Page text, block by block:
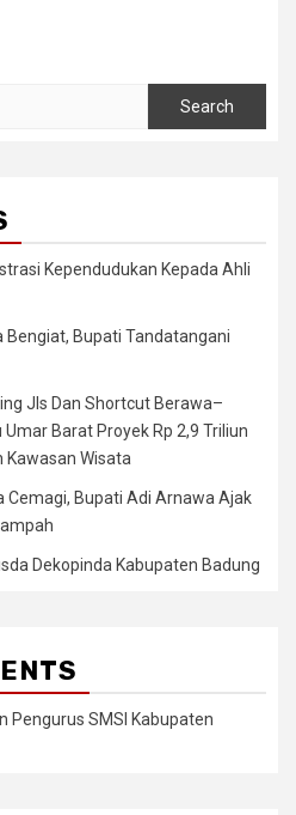
Kependudukan Kepada Ahli
Bengiat, Bupati Tandatangani
Jls Dan Shortcut Berawa–
Barat Proyek Rp 2,9 Triliun
Kawasan Wisata
Cemagi, Bupati Adi Arnawa Ajak
Dekopinda Kabupaten Badung
Pengurus SMSI Kabupaten